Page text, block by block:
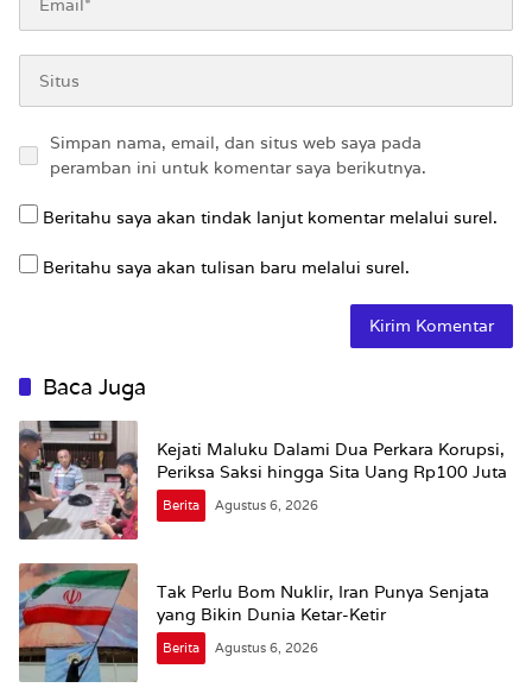
Simpan nama, email, dan situs web saya pada
peramban ini untuk komentar saya berikutnya.
Beritahu saya akan tindak lanjut komentar melalui surel.
Beritahu saya akan tulisan baru melalui surel.
Baca Juga
Kejati Maluku Dalami Dua Perkara Korupsi,
Periksa Saksi hingga Sita Uang Rp100 Juta
Berita Agustus 6, 2026
Tak Perlu Bom Nuklir, Iran Punya Senjata
yang Bikin Dunia Ketar-Ketir
Berita Agustus 6, 2026